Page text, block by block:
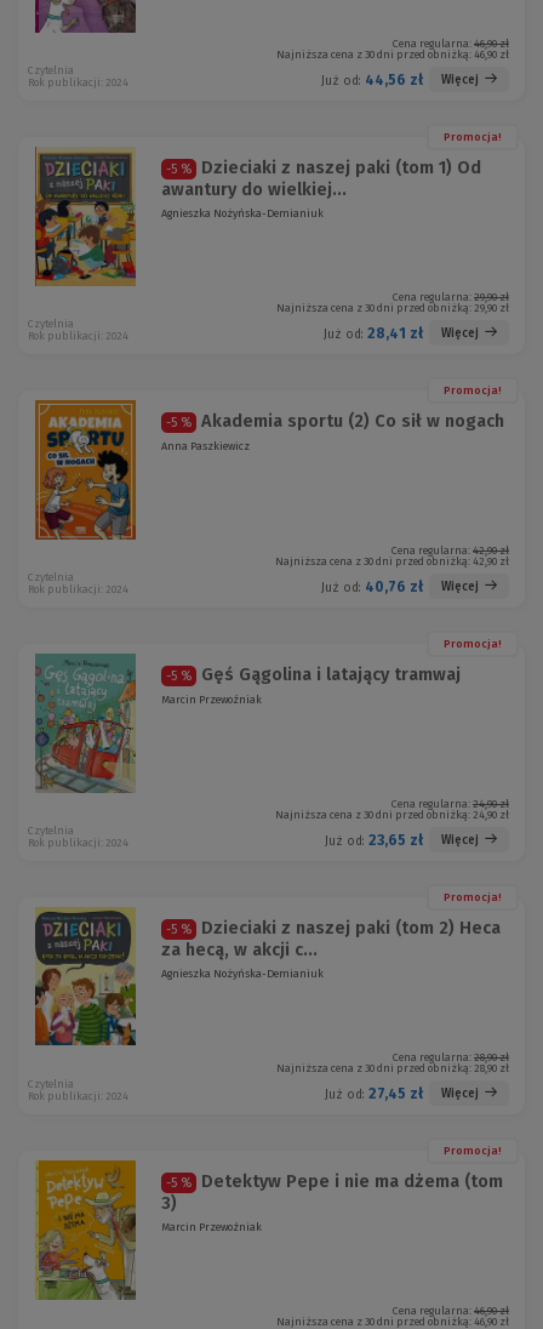
Cena regularna: 46,90 zł
Najniższa cena z 30 dni przed obniżką: 46,90 zł
Już od: 44,56 zł Więcej
Czytelnia
Rok publikacji: 2024
Promocja!
-5 %
Dzieciaki z naszej paki (tom 1) Od
awantury do wielkiej...
Agnieszka Nożyńska-Demianiuk
Cena regularna: 29,90 zł
Najniższa cena z 30 dni przed obniżką: 29,90 zł
Już od: 28,41 zł Więcej
Czytelnia
Rok publikacji: 2024
Promocja!
-5 % Akademia sportu (2) Co sił w nogach
Anna Paszkiewicz
Cena regularna: 42,90 zł
Najniższa cena z 30 dni przed obniżką: 42,90 zł
Już od: 40,76 zł Więcej
Czytelnia
Rok publikacji: 2024
Promocja!
-5 % Gęś Gągolina i latający tramwaj
Marcin Przewoźniak
Cena regularna: 24,90 zł
Najniższa cena z 30 dni przed obniżką: 24,90 zł
Już od: 23,65 zł Więcej
Czytelnia
Rok publikacji: 2024
Promocja!
-5 %
Dzieciaki z naszej paki (tom 2) Heca
za hecą, w akcji c...
Agnieszka Nożyńska-Demianiuk
Cena regularna: 28,90 zł
Najniższa cena z 30 dni przed obniżką: 28,90 zł
Już od: 27,45 zł Więcej
Czytelnia
Rok publikacji: 2024
Promocja!
-5 %
Detektyw Pepe i nie ma dżema (tom
3)
Marcin Przewoźniak
Cena regularna: 46,90 zł
Najniższa cena z 30 dni przed obniżką: 46,90 zł